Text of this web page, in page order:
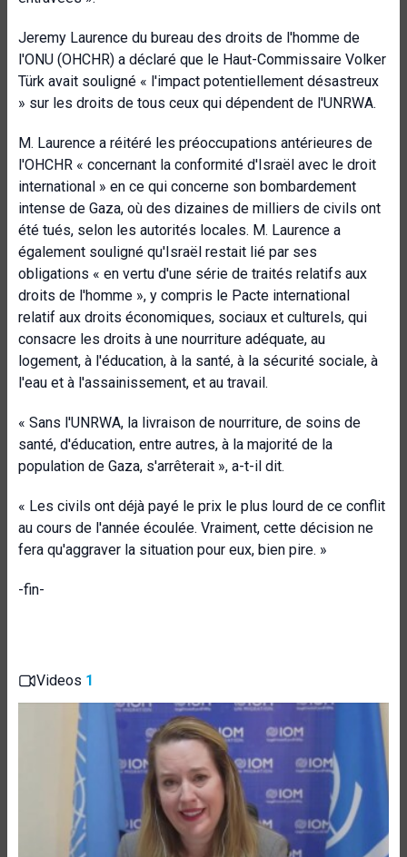
Jeremy Laurence du bureau des droits de l'homme de
l'ONU (OHCHR) a déclaré que le Haut-Commissaire Volker
Türk avait souligné « l'impact potentiellement désastreux
» sur les droits de tous ceux qui dépendent de l'UNRWA.
M. Laurence a réitéré les préoccupations antérieures de
l'OHCHR « concernant la conformité d'Israël avec le droit
international » en ce qui concerne son bombardement
intense de Gaza, où des dizaines de milliers de civils ont
été tués, selon les autorités locales. M. Laurence a
également souligné qu'Israël restait lié par ses
obligations « en vertu d'une série de traités relatifs aux
droits de l'homme », y compris le Pacte international
relatif aux droits économiques, sociaux et culturels, qui
consacre les droits à une nourriture adéquate, au
logement, à l'éducation, à la santé, à la sécurité sociale, à
l'eau et à l'assainissement, et au travail.
« Sans l'UNRWA, la livraison de nourriture, de soins de
santé, d'éducation, entre autres, à la majorité de la
population de Gaza, s'arrêterait », a-t-il dit.
« Les civils ont déjà payé le prix le plus lourd de ce conflit
au cours de l'année écoulée. Vraiment, cette décision ne
fera qu'aggraver la situation pour eux, bien pire. »
-fin-
Videos 1